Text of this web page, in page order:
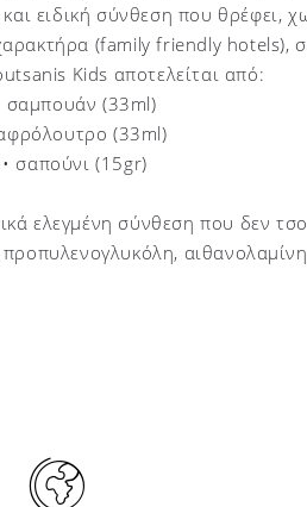
ειδική σύνθεση που θρέφει,
(family friendly hotels),
Kids αποτελείται από:
σαμπουάν (33ml)
(33ml)
• σαπούνι (15gr)
ελεγμένη σύνθεση που δεν